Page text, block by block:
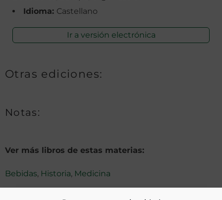
Idioma: Castellano
Ir a versión electrónica
Otras ediciones:
Notas:
Ver más libros de estas materias:
Bebidas, Historia, Medicina